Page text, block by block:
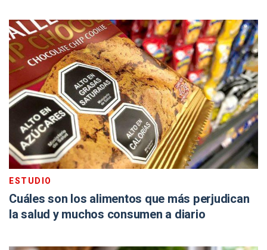
ESTUDIO
Cuáles son los alimentos que más perjudican
la salud y muchos consumen a diario